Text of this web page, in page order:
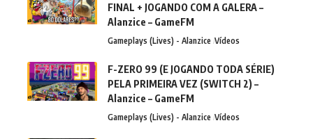
FINAL + JOGANDO COM A GALERA –
Alanzice – GameFM
Gameplays (Lives) - Alanzice Vídeos
F-ZERO 99 (E JOGANDO TODA SÉRIE)
PELA PRIMEIRA VEZ (SWITCH 2) –
Alanzice – GameFM
Gameplays (Lives) - Alanzice Vídeos